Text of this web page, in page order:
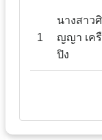
1
นางสาว
ญญา เค
ปิง